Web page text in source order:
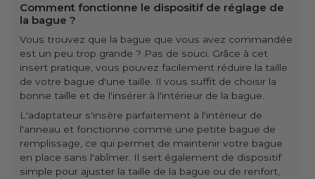
Comment fonctionne le dispositif de réglage de
la bague ?
Vous trouvez que la bague que vous avez commandée
est un peu trop grande ? Pas de souci. Grâce à cet
insert pratique, vous pouvez facilement réduire la taille
de votre bague d'une taille. Il vous suffit de choisir la
bonne taille et de l'insérer à l'intérieur de la bague.
L'adaptateur s'insère parfaitement à l'intérieur de
l'anneau et fonctionne comme une petite bague de
remplissage, ce qui permet de maintenir votre bague
en place sans l'abîmer. Il sert également de dispositif
simple pour ajuster la taille de la bague ou de renfort,